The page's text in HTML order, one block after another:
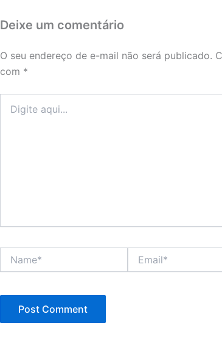
Deixe um comentário
O seu endereço de e-mail não será publicado.
com *
aqui...